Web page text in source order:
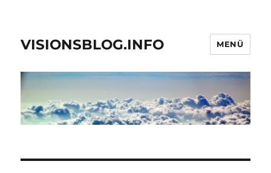
VISIONSBLOG.INFO MENÜ